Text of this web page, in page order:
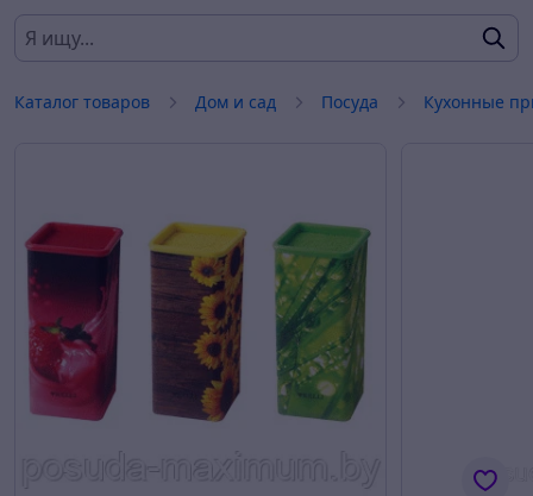
Каталог товаров Дом и сад Посуда Кухонные